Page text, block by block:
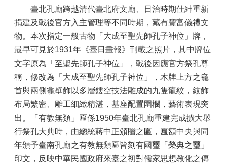
臺北孔廟跨越清代臺北府文廟、日治時期仕紳重新
捐建及戰後官方入主管理等不同時期，藏有豐富儀禮文
物。本次指定一般古物「大成至聖先師孔子神位」牌，
最早可見於1931年《臺日畫報》刊載之照片，其中牌位
文字原為「至聖先師孔子神位」，戰後因應官方祭孔尊
稱，修改為「大成至聖先師孔子神位」，木牌上方之龕
首與兩側龕壁飾以多層鏤空技法雕成的九隻龍紋，紋飾
布局繁密、雕工細緻精湛，基座配置圍欄，藝術表現突
出。「有教無類」匾係1950年臺北孔廟重建完成擴大舉
行祭孔大典時，由總統蔣中正頒贈之匾，匾額中央與同
年頒予臺南孔廟之有教無類匾皆刻有國璽「榮典之璽」
印文，反映中華民國政府來臺之初對儒家思想教化之傳